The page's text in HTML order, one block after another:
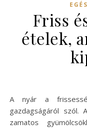
Friss
ételek,
A nyár a frissességről, a színekről és az ízek
gazdagságáról szól.
zamatos